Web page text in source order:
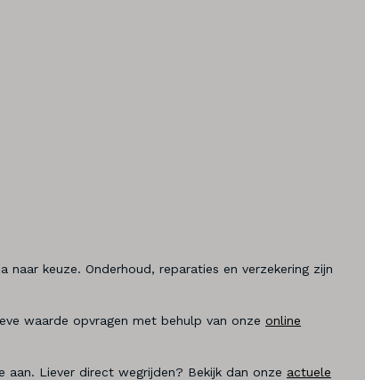
keuze. Onderhoud, reparaties en verzekering zijn
waarde opvragen met behulp van onze online
Liever direct wegrijden? Bekijk dan onze actuele